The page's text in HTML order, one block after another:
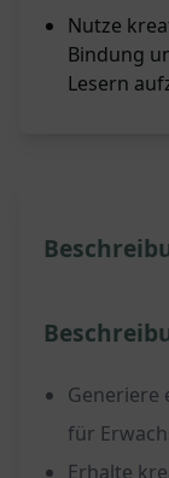
Nutze
Bindung
Lesern
Generiere
für
Erhalte